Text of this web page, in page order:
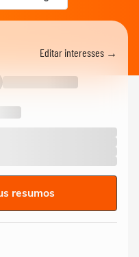
Editar interesses →
resumos